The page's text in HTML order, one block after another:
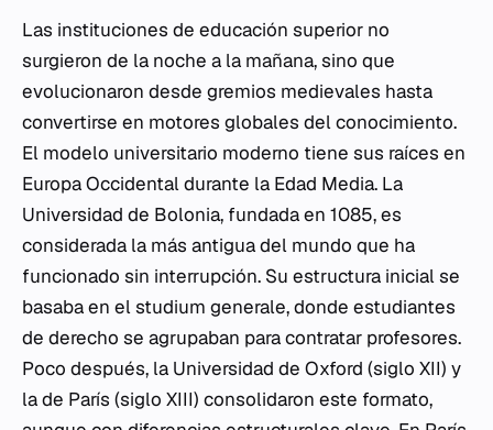
Las instituciones de educación superior no
surgieron de la noche a la mañana, sino que
evolucionaron desde gremios medievales hasta
convertirse en motores globales del conocimiento.
El modelo universitario moderno tiene sus raíces en
Europa Occidental durante la Edad Media. La
Universidad de Bolonia, fundada en 1085, es
considerada la más antigua del mundo que ha
funcionado sin interrupción. Su estructura inicial se
basaba en elstudium generale, donde estudiantes
de derecho se agrupaban para contratar profesores.
Poco después, la Universidad de Oxford (siglo XII) y
la de París (siglo XIII) consolidaron este formato,